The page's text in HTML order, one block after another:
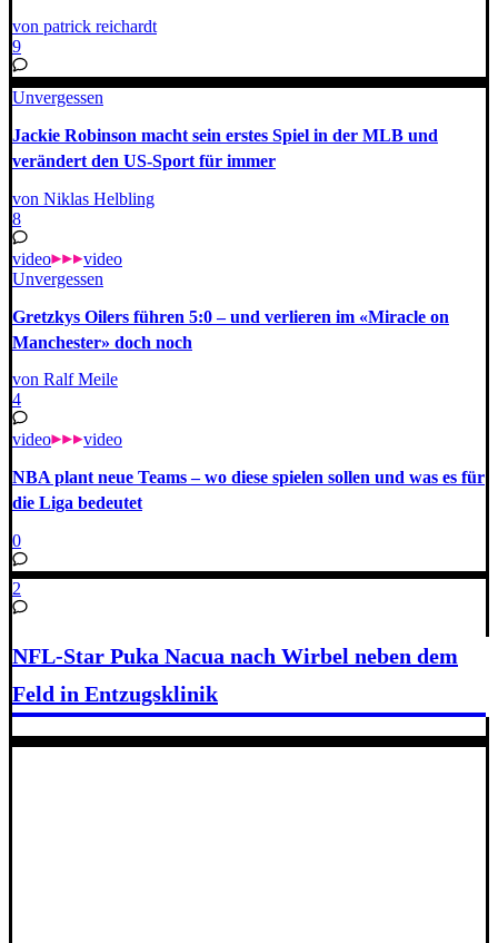
von patrick reichardt
9
Unvergessen
Jackie Robinson macht sein erstes Spiel in der MLB und
verändert den US-Sport für immer
von Niklas Helbling
8
video
video
Unvergessen
Gretzkys Oilers führen 5:0 – und verlieren im «Miracle on
Manchester» doch noch
von Ralf Meile
4
video video
NBA plant neue Teams – wo diese spielen sollen und was es für
die Liga bedeutet
0
2
NFL-Star Puka Nacua nach Wirbel neben dem
Feld in Entzugsklinik